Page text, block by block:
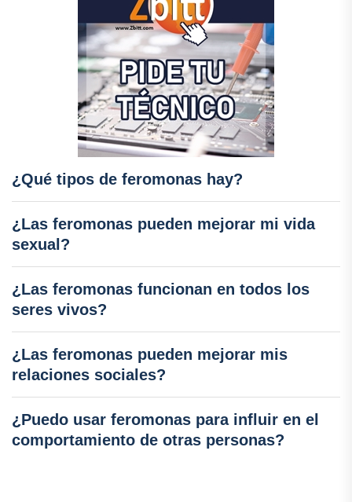
¿Qué tipos de feromonas hay?
¿Las feromonas pueden mejorar mi vida
sexual?
¿Las feromonas funcionan en todos los
seres vivos?
¿Las feromonas pueden mejorar mis
relaciones sociales?
¿Puedo usar feromonas para influir en el
comportamiento de otras personas?